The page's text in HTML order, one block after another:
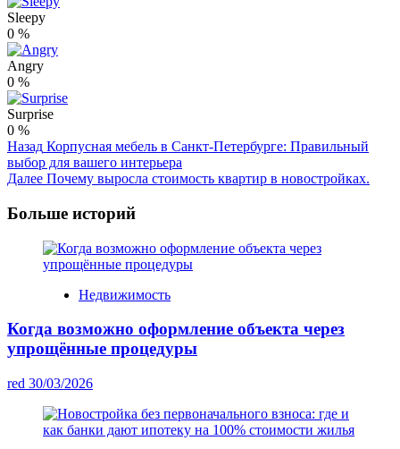
Sleepy
0 %
Angry
0 %
Surprise
0 %
Post
Navigation
Назад Корпусная мебель в Санкт-Петербурге: Правильный
выбор для вашего интерьера
Далее Почему выросла стоимость квартир в новостройках.
Больше историй
Недвижимость
Когда возможно оформление объекта через
упрощённые процедуры
red 30/03/2026